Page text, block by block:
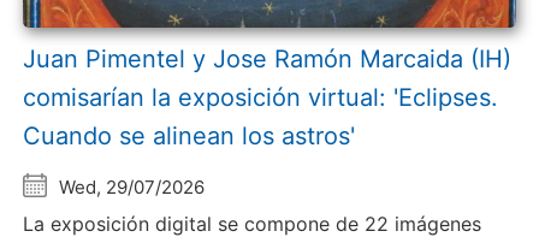
Juan Pimentel y Jose Ramón Marcaida (IH)
comisarían la exposición virtual: 'Eclipses.
Cuando se alinean los astros'
Wed, 29/07/2026
La exposición digital se compone de 22 imágenes